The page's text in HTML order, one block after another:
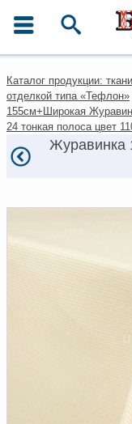
Каталог
Ткани
Домашний
Одежда
Ковры
Оплата и
Каталог продукции:
отделкой типа «Тефлон»
155см+Широкая
24 тонкая полоса цвет
Журавинка